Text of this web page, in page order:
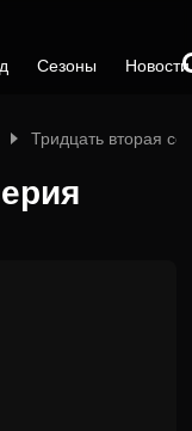
Сезоны Новости
Тридцать вторая